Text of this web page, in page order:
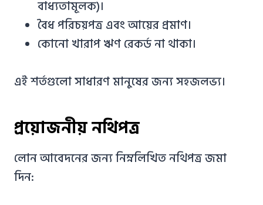
বাধ্যতামূলক)।
বৈধ পরিচয়পত্র এবং আয়ের প্রমাণ।
কোনো খারাপ ঋণ রেকর্ড না থাকা।
এই শর্তগুলো সাধারণ মানুষের জন্য সহজলভ্য।
প্রয়োজনীয় নথিপত্র
লোন আবেদনের জন্য নিম্নলিখিত নথিপত্র জমা
দিন: